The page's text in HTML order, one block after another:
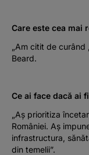
Care este cea mai
„Am citit de curând
Beard.
Ce ai face dacă ai
„Aș prioritiza
României. Aș
infrastructura,
din temelii”.